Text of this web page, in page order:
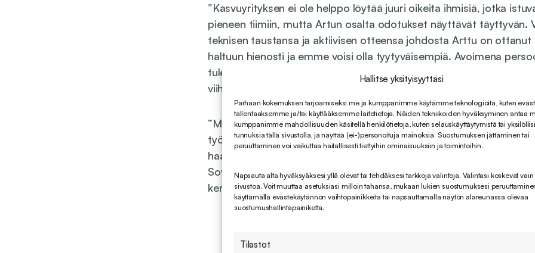
Hallitse yksityisyyttäsi
Parhaan kokemuksen tarjoamiseksi me ja kumppanimme käytämme teknologioita, kuten
tallentaaksemme ja/tai käyttääksemme laitetietoja. Näiden tekniikoiden hyväksyminen antaa
kumppanimme mahdollisuuden käsitellä henkilötietoja, kuten selauskäyttäytymistä tai
tunnuksia tällä sivustolla, ja näyttää (ei-)personoituja mainoksia. Suostumuksen jättäminen tai
peruuttaminen voi vaikuttaa haitallisesti tiettyihin ominaisuuksiin ja toimintoihin.
Napsauta alta hyväksyäksesi yllä olevat tai tehdäksesi tarkkoja valintoja. Valintasi koskevat vain
sivustoa. Voit muuttaa asetuksiasi milloin tahansa, mukaan lukien suostumuksesi
käyttämällä evästekäytännön vaihtopainikkeita tai napsauttamalla näytön alareunassa olevaa
suostumushallintapainiketta.
Tilastot
”Kasvuyrityksen ei ole helppo löytää juuri oikeita ihmisiä, jotka
pieneen tiimiin, mutta Artun osalta odotukset näyttävät täyttyvän.
teknisen taustansa ja aktiivisen otteensa johdosta Arttu on ottanut
haltuun hienosti ja emme voisi olla tyytyväisempiä. Avoimena
tulee varmasti istumaan hyvin joukkoomme, ja toivottavasti
viihtymään meillä.”, Soveltimen toimitusjohtaja Arno Lindroos toteaa.
”Minut on otettu hyvin vastaan ja olen viihtynyt erinomaisesti
työympäristön ja innostavan ilmapiirin ansiosta. Sovellin tarjoaa
haasteita sekä mahdollisuuksia kehittää osaamista toivomallani
Sovellin vaikuttaa kaikin puolin hyvältä paikalta työskennellä.”, Arttu
kertoo.